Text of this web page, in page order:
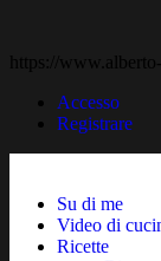
https://
Accesso
Registrare
Su di me
Video di
Ricette